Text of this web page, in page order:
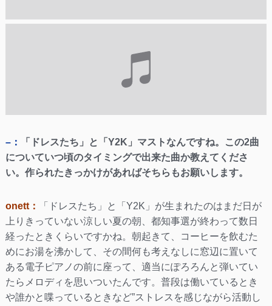
–：
「ドレスたち」と「Y2K」マストなんですね。この2曲
についていつ頃のタイミングで出来た曲か教えてくださ
い。作られたきっかけがあればそちらもお願いします。
onett：
「ドレスたち」と「Y2K」が生まれたのはまだ日が
上りきっていない涼しい夏の朝、都知事選が終わって数日
経ったときくらいですかね。朝起きて、コーヒーを飲むた
めにお湯を沸かして、その間何も考えなしに窓辺に置いて
ある電子ピアノの前に座って、適当にぽろろんと弾いてい
たらメロディを思いついたんです。普段は働いているとき
や誰かと喋っているときなど”ストレスを感じながら活動し